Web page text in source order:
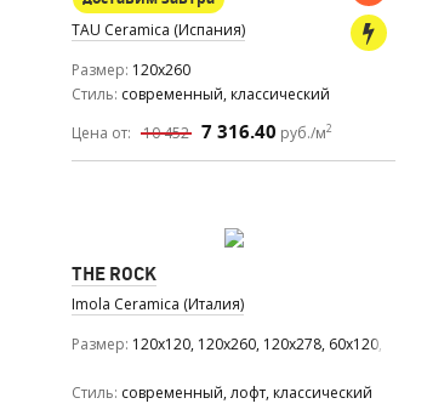
TAU Ceramica (Испания)
Размер 120x260
Стиль современный, классический
Цена от:
10 452 7 316.40 руб./м2
THE ROCK
Imola Ceramica (Италия)
Размер 120x120, 120x260, 120x278, 60x120, 60x60
Стиль современный, лофт, классический